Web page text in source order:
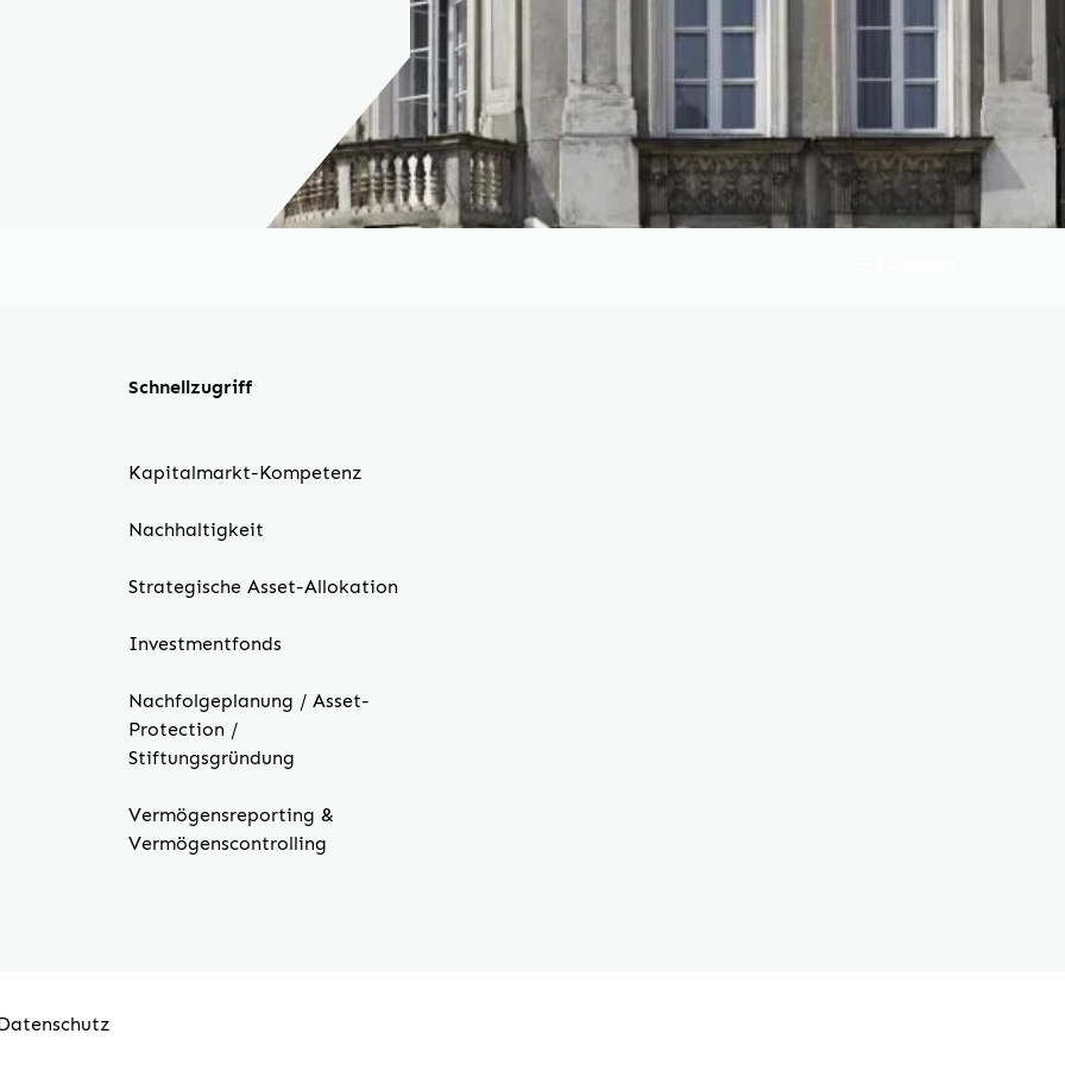
Schnellzugriff
Kapitalmarkt-Kompetenz
Nachhaltigkeit
Strategische Asset-Allokation
Investmentfonds
Nachfolgeplanung / Asset-
Protection /
Stiftungsgründung
Vermögensreporting &
Vermögenscontrolling